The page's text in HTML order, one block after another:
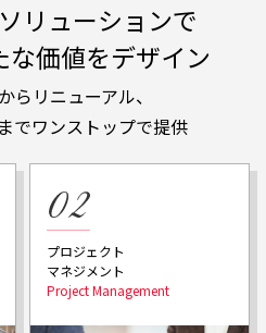
リューションで
な価値をデザイン
らリニューアル、
でワンストップで提供
プロジェクト
マネジメント